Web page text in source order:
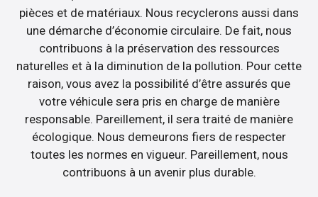
pièces et de matériaux. Nous recyclerons aussi dans
une démarche d’économie circulaire. De fait, nous
contribuons à la préservation des ressources
naturelles et à la diminution de la pollution. Pour cette
raison, vous avez la possibilité d’être assurés que
votre véhicule sera pris en charge de manière
responsable. Pareillement, il sera traité de manière
écologique. Nous demeurons fiers de respecter
toutes les normes en vigueur. Pareillement, nous
contribuons à un avenir plus durable.